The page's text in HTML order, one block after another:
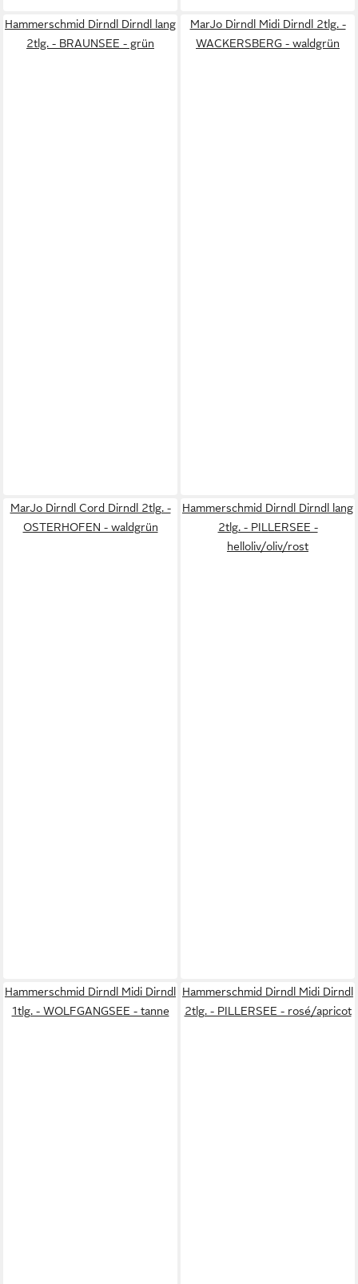
Hammerschmid Dirndl Dirndl lang
2tlg. - BRAUNSEE - grün
MarJo Dirndl Midi Dirndl 2tlg. -
WACKERSBERG - waldgrün
MarJo Dirndl Cord Dirndl 2tlg. -
OSTERHOFEN - waldgrün
Hammerschmid Dirndl Dirndl lang
2tlg. - PILLERSEE -
helloliv/oliv/rost
Hammerschmid Dirndl Midi Dirndl
1tlg. - WOLFGANGSEE - tanne
Hammerschmid Dirndl Midi Dirndl
2tlg. - PILLERSEE - rosé/apricot